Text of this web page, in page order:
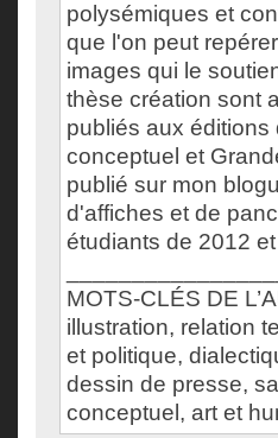
polysémiques et
que l'on peut
images qui le
thèse création sont
publiés aux éditions
conceptuel et
publié sur mon
d'affiches et de
étudiants de 2012
MOTS-CLÉS DE
illustration, relation
et politique,
dessin de presse,
conceptuel, art et